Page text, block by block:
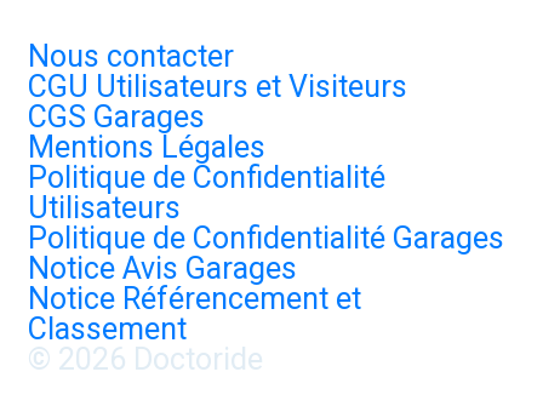
Nous contacter
CGU Utilisateurs et Visiteurs
CGS Garages
Mentions Légales
Politique de Confidentialité
Utilisateurs
Politique de Confidentialité Garages
Notice Avis Garages
Notice Référencement et
Classement
© 2026 Doctoride